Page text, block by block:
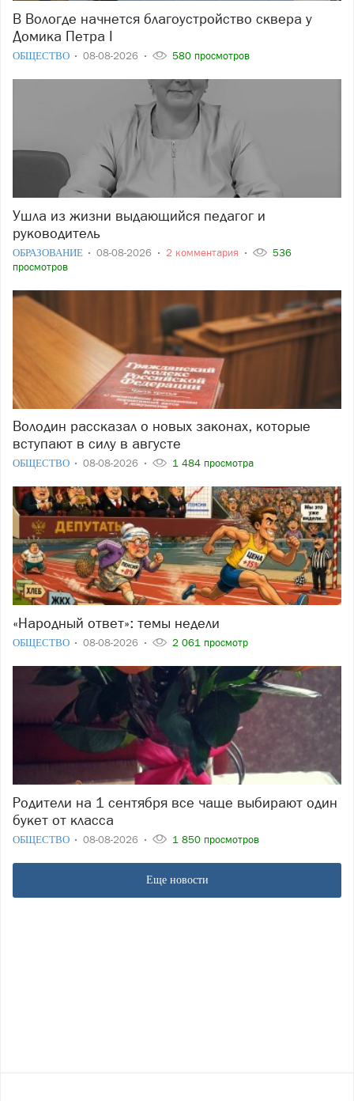
В Вологде начнется благоустройство сквера у
Домика Петра I
ОБЩЕСТВО 08-08-2026 580 просмотров
Ушла из жизни выдающийся педагог и
руководитель
ОБРАЗОВАНИЕ 08-08-2026 2 комментария
536
просмотров
Володин рассказал о новых законах, которые
вступают в силу в августе
ОБЩЕСТВО 08-08-2026 1 484 просмотра
«Народный ответ»: темы недели
ОБЩЕСТВО 08-08-2026 2 061 просмотр
Родители на 1 сентября все чаще выбирают один
букет от класса
ОБЩЕСТВО 08-08-2026 1 850 просмотров
Еще новости